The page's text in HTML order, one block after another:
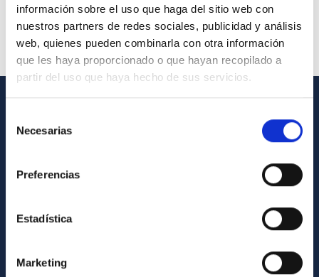
información sobre el uso que haga del sitio web con
nuestros partners de redes sociales, publicidad y análisis
web, quienes pueden combinarla con otra información
que les haya proporcionado o que hayan recopilado a
partir del uso que haya hecho de sus servicios.
Necesarias
Preferencias
Estadística
Marketing
How to get to the IAC
Library